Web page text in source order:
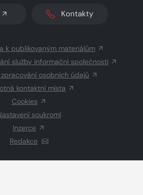
Kontakty
k publikovaným materiálům
služby informační společnosti
osobních údajů
kontaktní místa
Cookies
soukromí
Inzerce
Redakce